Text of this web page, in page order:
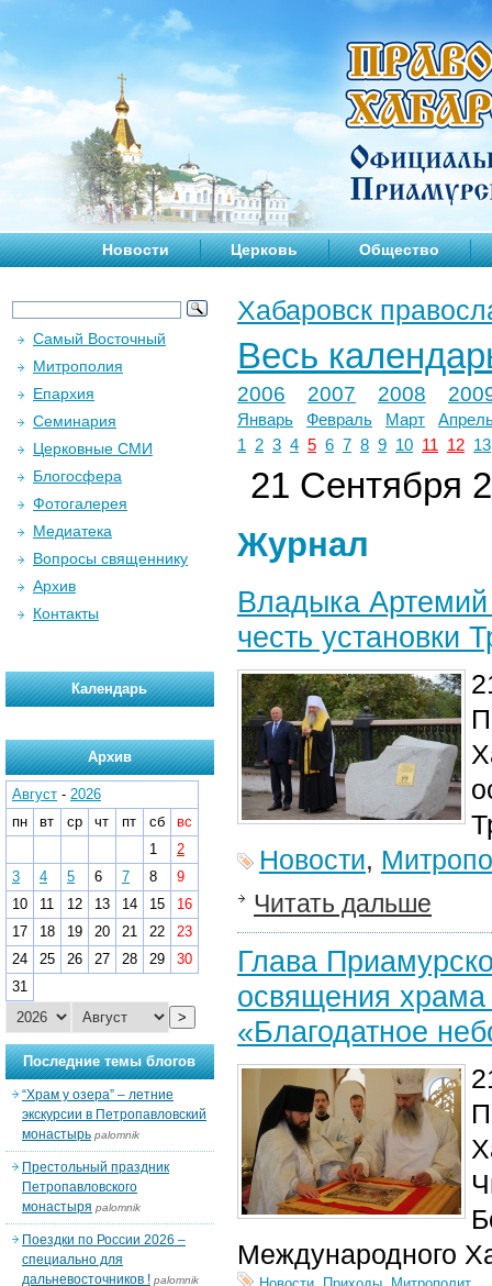
Новости Церковь Общество
Хабаровск
Весь
2006 2007 2008
Январь Февраль Март
1
2 3 4 5 6 7 8 9 10 11 12 13
21 Сентября
Журнал
Владыка
честь установки
Новости,
Читать дальше
Глава
освящения
«Благодатное
Международного
Самый Восточный
Митрополия
Епархия
Семинария
Церковные СМИ
Блогосфера
Фотогалерея
Медиатека
Вопросы священнику
Архив
Контакты
Календарь
Архив
Август - 2026
пн
вт ср чт пт сб
вс
1
2
3
4 5 6 7 8
9
10
11 12 13 14 15
16
17
18 19 20 21 22
23
24
25 26 27 28 29
30
31
>
Последние темы блогов
“Храм у озера” – летние
экскурсии в Петропавловский
монастырь palomnik
Престольный праздник
Петропавловского
монастыря palomnik
Поездки по России 2026 –
специально для
дальневосточников ! palomnik